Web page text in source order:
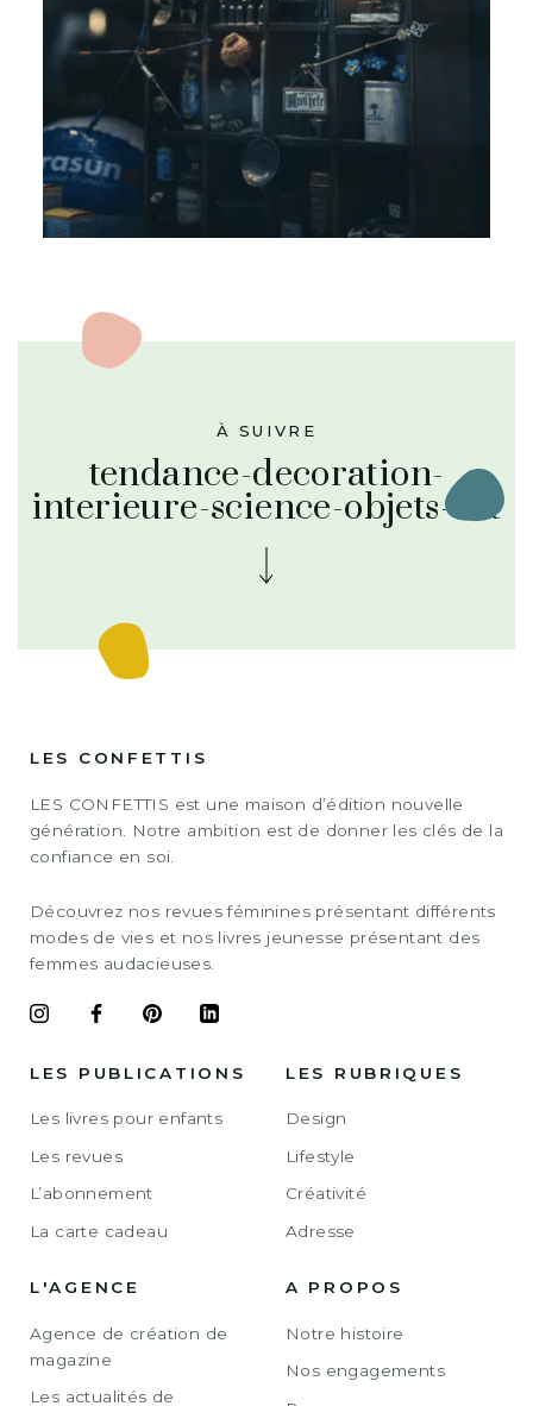
À SUIVRE
tendance-decoration-
interieure-science-objets-art
LES CONFETTIS
LES CONFETTIS est une maison d’édition nouvelle
génération. Notre ambition est de donner les clés de la
confiance en soi.
Découvrez nos revues féminines présentant différents
modes de vies et nos livres jeunesse présentant des
femmes audacieuses.
LES PUBLICATIONS
Les livres pour enfants
Les revues
L’abonnement
La carte cadeau
LES RUBRIQUES
Design
Lifestyle
Créativité
Adresse
L'AGENCE
Agence de création de
magazine
Les actualités de
A PROPOS
Notre histoire
Nos engagements